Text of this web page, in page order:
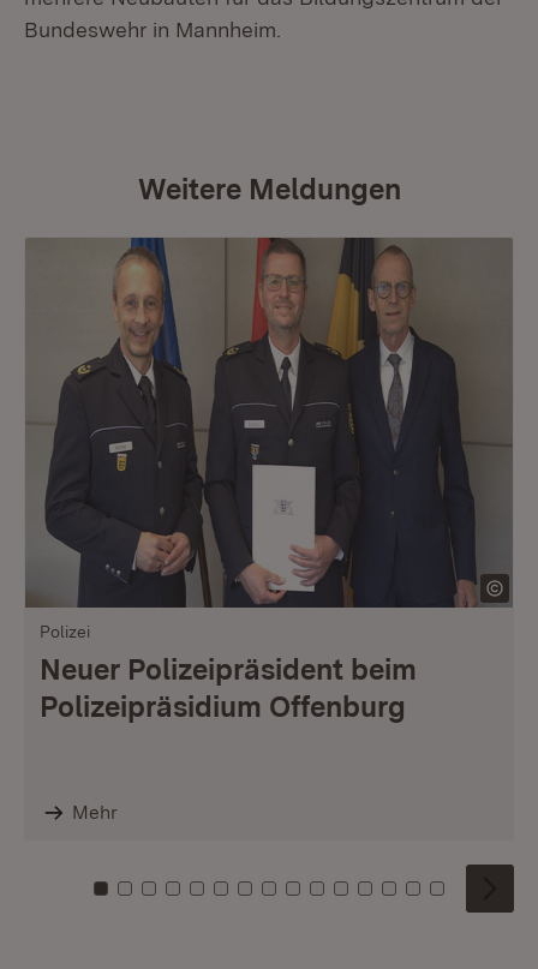
Bundeswehr in Mannheim.
Weitere Meldungen
Polizei
Neuer Polizeipräsident beim
Polizeipräsidium Offenburg
Mehr
Zu Kachel: 0
Zu Kachel: 1
Zu Kachel: 2
Zu Kachel: 3
Zu Kachel: 4
Zu Kachel: 5
Zu Kachel: 6
Zu Kachel: 7
Zu Kachel: 8
Zu Kachel: 9
Zu Kachel: 10
Zu Kachel: 11
Zu Kachel: 12
Zu Kachel:
Zu